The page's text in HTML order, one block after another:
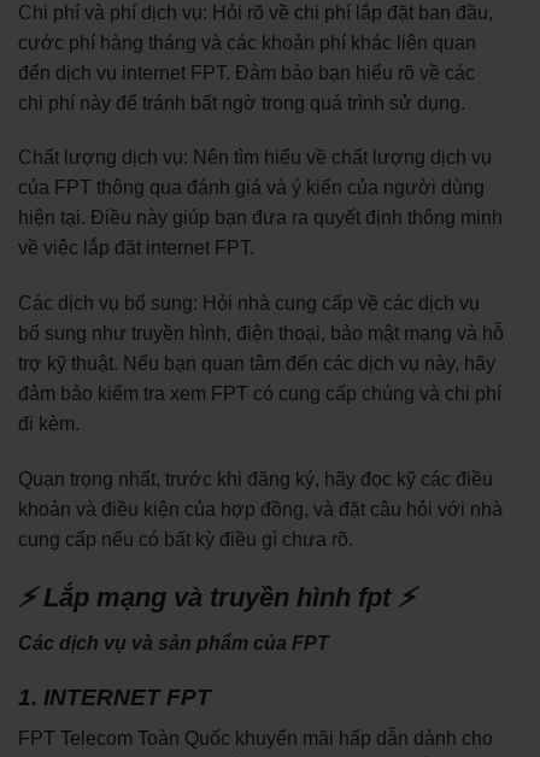
Chi phí và phí dịch vụ: Hỏi rõ về chi phí lắp đặt ban đầu,
cước phí hàng tháng và các khoản phí khác liên quan
đến dịch vụ internet FPT. Đảm bảo bạn hiểu rõ về các
chi phí này để tránh bất ngờ trong quá trình sử dụng.
Chất lượng dịch vụ: Nên tìm hiểu về chất lượng dịch vụ
của FPT thông qua đánh giá và ý kiến của người dùng
hiện tại. Điều này giúp bạn đưa ra quyết định thông minh
về việc lắp đặt internet FPT.
Các dịch vụ bổ sung: Hỏi nhà cung cấp về các dịch vụ
bổ sung như truyền hình, điện thoại, bảo mật mạng và hỗ
trợ kỹ thuật. Nếu bạn quan tâm đến các dịch vụ này, hãy
đảm bảo kiểm tra xem FPT có cung cấp chúng và chi phí
đi kèm.
Quan trọng nhất, trước khi đăng ký, hãy đọc kỹ các điều
khoản và điều kiện của hợp đồng, và đặt câu hỏi với nhà
cung cấp nếu có bất kỳ điều gì chưa rõ.
⚡ Lắp mạng và truyền hình fpt ⚡
Các dịch vụ và sản phẩm của FPT
1. INTERNET FPT
FPT Telecom Toàn Quốc khuyến mãi hấp dẫn dành cho